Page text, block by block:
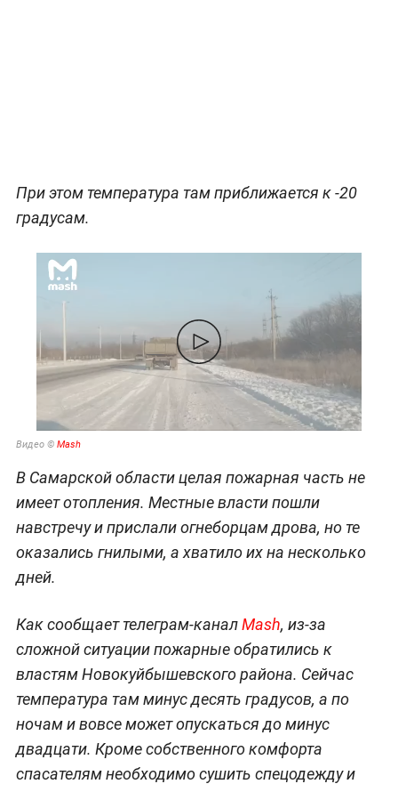
При этом температура там приближается к -20
градусам.
Видео © Mash
В Самарской области целая пожарная часть не
имеет отопления. Местные власти пошли
навстречу и прислали огнеборцам дрова, но те
оказались гнилыми, а хватило их на несколько
дней.
Как сообщает телеграм-каналMash, из-за
сложной ситуации пожарные обратились к
властям Новокуйбышевского района. Сейчас
температура там минус десять градусов, а по
ночам и вовсе может опускаться до минус
двадцати. Кроме собственного комфорта
спасателям необходимо сушить спецодежду и